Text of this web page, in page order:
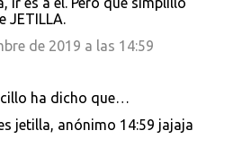
JETILLA.
de 2019 a las 14:59
ha dicho que…
jetilla, anónimo 14:59 jajaja